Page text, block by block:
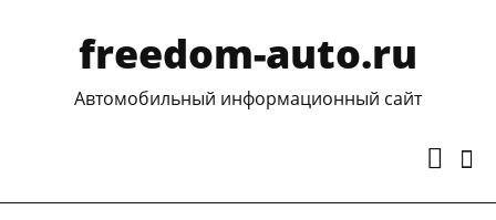
freedom-auto.ru
Автомобильный информационный сайт